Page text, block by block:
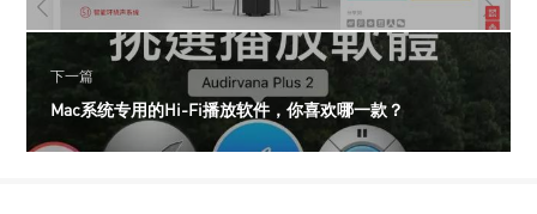
下一篇
Mac系统专用的Hi-Fi播放软件，你喜欢哪一款？